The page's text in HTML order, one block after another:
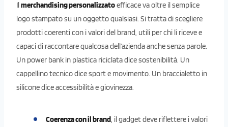
Ilmerchandising personalizzatoefficace va oltre il semplice
logo stampato su un oggetto qualsiasi. Si tratta di scegliere
prodotti coerenti con i valori del brand, utili per chi li riceve e
capaci di raccontare qualcosa dell’azienda anche senza parole.
Un power bank in plastica riciclata dice sostenibilità. Un
cappellino tecnico dice sport e movimento. Un braccialetto in
silicone dice accessibilità e giovinezza.
Coerenza con il brand, il gadget deve riflettere i valori